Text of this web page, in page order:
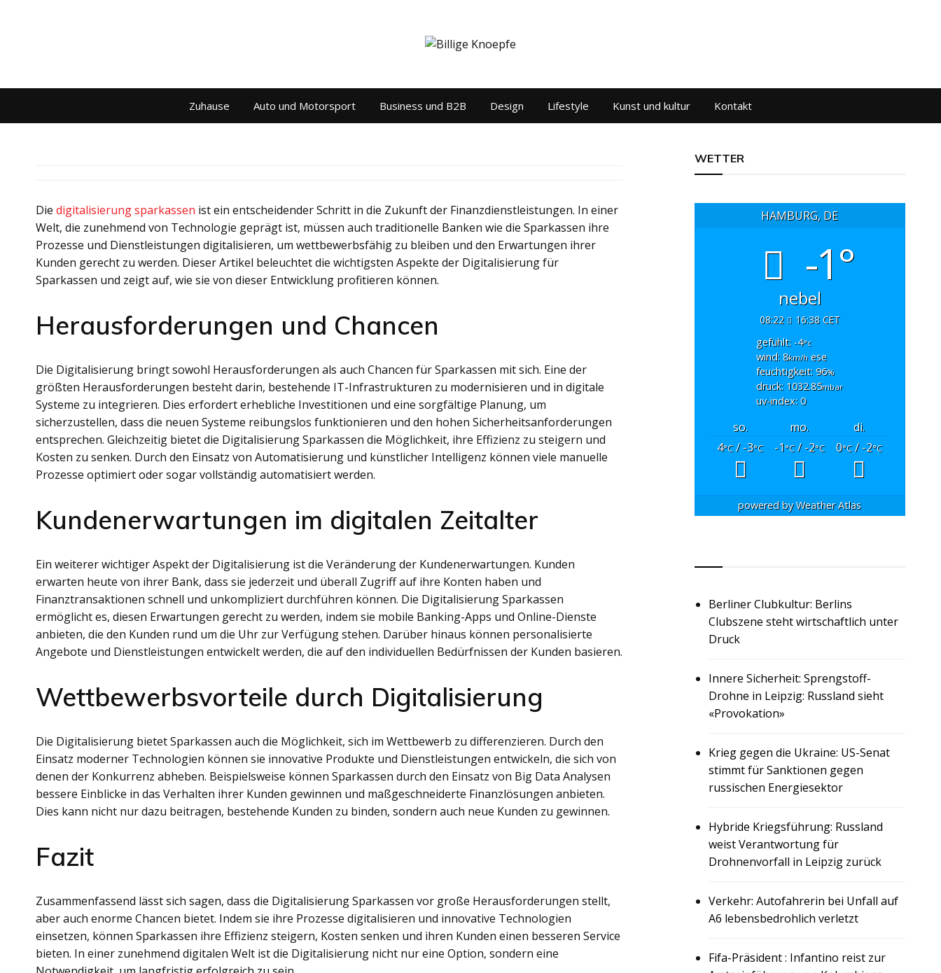
Zuhause Auto und Motorsport Business und B2B Design Lifestyle Kunst und kultur Kontakt
Die digitalisierung sparkassen ist ein entscheidender Schritt in die Zukunft der Finanzdienstleistungen. In einer
Welt, die zunehmend von Technologie geprägt ist, müssen auch traditionelle Banken wie die Sparkassen ihre
Prozesse und Dienstleistungen digitalisieren, um wettbewerbsfähig zu bleiben und den Erwartungen ihrer
Kunden gerecht zu werden. Dieser Artikel beleuchtet die wichtigsten Aspekte der Digitalisierung für
Sparkassen und zeigt auf, wie sie von dieser Entwicklung profitieren können.
Herausforderungen und Chancen
Die Digitalisierung bringt sowohl Herausforderungen als auch Chancen für Sparkassen mit sich. Eine der
größten Herausforderungen besteht darin, bestehende IT-Infrastrukturen zu modernisieren und in digitale
Systeme zu integrieren. Dies erfordert erhebliche Investitionen und eine sorgfältige Planung, um
sicherzustellen, dass die neuen Systeme reibungslos funktionieren und den hohen Sicherheitsanforderungen
entsprechen. Gleichzeitig bietet die Digitalisierung Sparkassen die Möglichkeit, ihre Effizienz zu steigern und
Kosten zu senken. Durch den Einsatz von Automatisierung und künstlicher Intelligenz können viele manuelle
Prozesse optimiert oder sogar vollständig automatisiert werden.
Kundenerwartungen im digitalen Zeitalter
Ein weiterer wichtiger Aspekt der Digitalisierung ist die Veränderung der Kundenerwartungen. Kunden
erwarten heute von ihrer Bank, dass sie jederzeit und überall Zugriff auf ihre Konten haben und
Finanztransaktionen schnell und unkompliziert durchführen können. Die Digitalisierung Sparkassen
ermöglicht es, diesen Erwartungen gerecht zu werden, indem sie mobile Banking-Apps und Online-Dienste
anbieten, die den Kunden rund um die Uhr zur Verfügung stehen. Darüber hinaus können personalisierte
Angebote und Dienstleistungen entwickelt werden, die auf den individuellen Bedürfnissen der Kunden basieren.
Wettbewerbsvorteile durch Digitalisierung
Die Digitalisierung bietet Sparkassen auch die Möglichkeit, sich im Wettbewerb zu differenzieren. Durch den
Einsatz moderner Technologien können sie innovative Produkte und Dienstleistungen entwickeln, die sich von
denen der Konkurrenz abheben. Beispielsweise können Sparkassen durch den Einsatz von Big Data Analysen
bessere Einblicke in das Verhalten ihrer Kunden gewinnen und maßgeschneiderte Finanzlösungen anbieten.
Dies kann nicht nur dazu beitragen, bestehende Kunden zu binden, sondern auch neue Kunden zu gewinnen.
Fazit
Zusammenfassend lässt sich sagen, dass die Digitalisierung Sparkassen vor große Herausforderungen stellt,
aber auch enorme Chancen bietet. Indem sie ihre Prozesse digitalisieren und innovative Technologien
einsetzen, können Sparkassen ihre Effizienz steigern, Kosten senken und ihren Kunden einen besseren Service
bieten. In einer zunehmend digitalen Welt ist die Digitalisierung nicht nur eine Option, sondern eine
WETTER
HAMBURG, DE
-1°
nebel
08:22
16:38 CET
gefühlt: -4°c
wind: 8km/h ese
feuchtigkeit: 96%
druck: 1032.85mbar
uv-index: 0
so. mo.
di.
4°C/ -3°C -1°C/ -2°C 0°C/ -2°C
powered byWeather Atlas
Berliner Clubkultur: Berlins
Clubszene steht wirtschaftlich unter
Druck
Innere Sicherheit: Sprengstoff-
Drohne in Leipzig: Russland sieht
«Provokation»
Krieg gegen die Ukraine: US-Senat
stimmt für Sanktionen gegen
russischen Energiesektor
Hybride Kriegsführung: Russland
weist Verantwortung für
Drohnenvorfall in Leipzig zurück
Verkehr: Autofahrerin bei Unfall auf
A6 lebensbedrohlich verletzt
Fifa-Präsident : Infantino reist zur